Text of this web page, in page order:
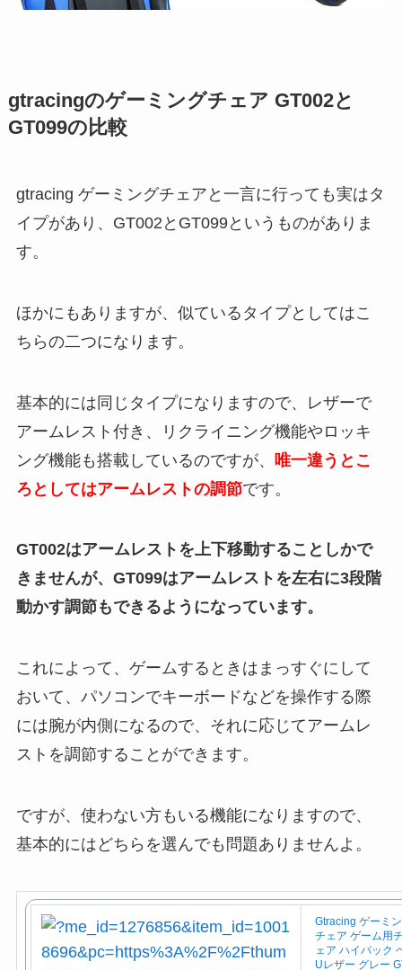
gtracingのゲーミングチェア GT002と
GT099の比較
gtracing ゲーミングチェアと一言に行っても実はタ
イプがあり、GT002とGT099というものがありま
す。
ほかにもありますが、似ているタイプとしてはこ
ちらの二つになります。
基本的には同じタイプになりますので、レザーで
アームレスト付き、リクライニング機能やロッキ
ング機能も搭載しているのですが、
唯一違うとこ
ろとしてはアームレストの調節です。
GT002はアームレストを上下移動することしかで
きませんが、GT099はアームレストを左右に3段階
動かす調節もできるようになっています。
これによって、ゲームするときはまっすぐにして
おいて、パソコンでキーボードなどを操作する際
には腕が内側になるので、それに応じてアームレ
ストを調節することができます。
ですが、使わない方もいる機能になりますので、
基本的にはどちらを選んでも問題ありませんよ。
Gtracing ゲーミ
チェア ゲーム用
ェア ハイバック
Uレザー グレー